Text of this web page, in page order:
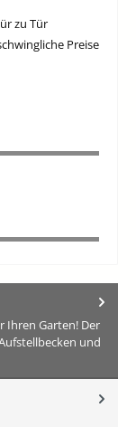
zu Tür
Preise
Ihren Garten! Der
und